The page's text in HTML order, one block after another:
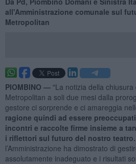
all'Amministrazione comunale sul
Metropolitan
PIOMBINO — "La notizia della
Metropolitan a soli due mesi dalla
gestore ci sorprende e ci amareggia
ragione quindi ad essere
incontri e raccolte firme insieme a
i riflettori sul futuro del nostro teatro.
l’Amministrazione ha dimostrato di
assolutamente inadeguato e i risultati